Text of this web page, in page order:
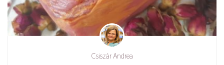
Csiszár Andrea